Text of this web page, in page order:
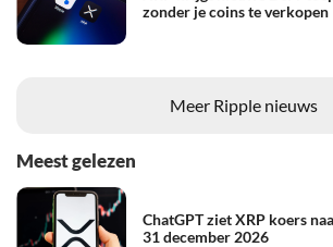
zonder je coins te verkopen
Meer Ripple nieuws
Meest gelezen
ChatGPT ziet XRP koers
31 december 2026